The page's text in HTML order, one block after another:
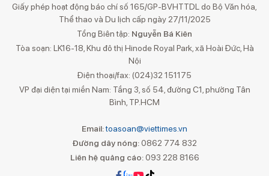
Giấy phép hoạt động báo chí số 165/GP-BVHTTDL do Bộ Văn hóa,
Thể thao và Du lịch cấp ngày 27/11/2025
Tổng Biên tập: Nguyễn Bá Kiên
Tòa soạn: LK16-18, Khu đô thị Hinode Royal Park, xã Hoài Đức, Hà
Nội
Điện thoại/fax: (024)32 151175
VP đại diện tại miền Nam: Tầng 3, số 54, đường C1, phường Tân
Bình, TP.HCM
Email:toasoan@viettimes.vn
Đường dây nóng: 0862 774 832
Liên hệ quảng cáo:093 228 8166